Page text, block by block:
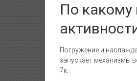
По какому
Погружение и
запускает механизмы
7к.